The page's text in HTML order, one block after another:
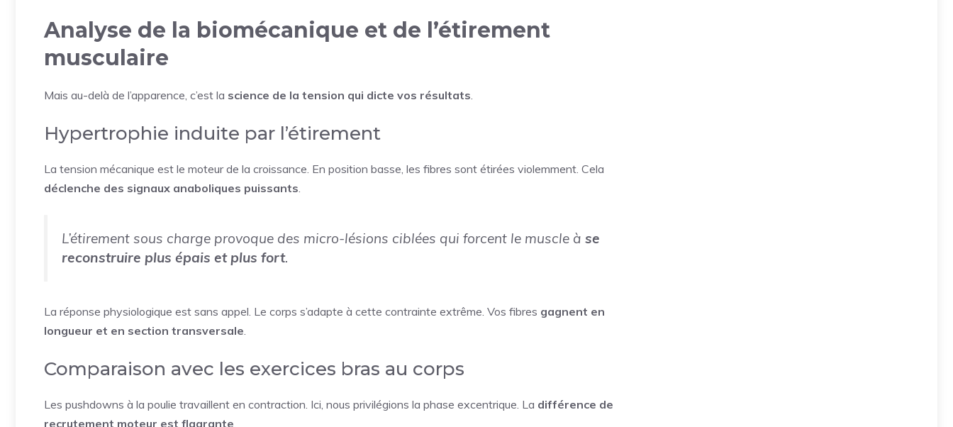
Analyse de la biomécanique et de l’étirement
musculaire
Mais au-delà de l’apparence, c’est la science de la tension qui dicte vos résultats.
Hypertrophie induite par l’étirement
La tension mécanique est le moteur de la croissance. En position basse, les fibres sont étirées violemment. Cela
déclenche des signaux anaboliques puissants.
L’étirement sous charge provoque des micro-lésions ciblées qui forcent le muscle à se
reconstruire plus épais et plus fort.
La réponse physiologique est sans appel. Le corps s’adapte à cette contrainte extrême. Vos fibres gagnent en
longueur et en section transversale.
Comparaison avec les exercices bras au corps
Les pushdowns à la poulie travaillent en contraction. Ici, nous privilégions la phase excentrique. La différence de
recrutement moteur est flagrante